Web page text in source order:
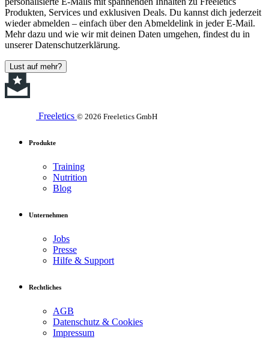
Produkten, Services und exklusiven Deals. Du kannst dich jederzeit
wieder abmelden – einfach über den Abmeldelink in jeder E-Mail.
Mehr dazu und wie wir mit deinen Daten umgehen, findest du in
unserer Datenschutzerklärung.
Lust auf mehr?
Freeletics © 2026 Freeletics GmbH
Produkte
Training
Nutrition
Blog
Unternehmen
Jobs
Presse
Hilfe & Support
Rechtliches
AGB
Datenschutz & Cookies
Impressum